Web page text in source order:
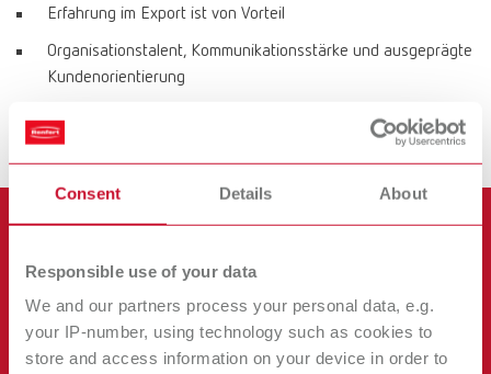
Consent Details About
Responsible use of your data
We and our partners process your personal data, e.g.
your IP-number, using technology such as cookies to
store and access information on your device in order to
Erfahrung im Export ist von Vorteil
Organisationstalent, Kommunikationsstärke und ausgeprägte
Kundenorientierung
Selbstständige, strukturierte und zuverlässige Arbeitsweise
Teamgeist und Freude an internationaler Zusammenarbeit